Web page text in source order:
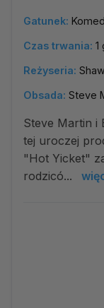
Gatunek:
Czas trwania: 1
Reżyseria:
Obsada: Steve
Steve Martin i
tej uroczej
"Hot Yicket"
rodzicó...